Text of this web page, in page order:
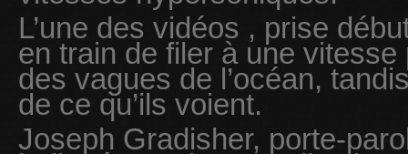
L’une des vidéos , prise
en train de filer à une
des vagues de l’océan,
de ce qu’ils voient.
Joseph Gradisher, porte-